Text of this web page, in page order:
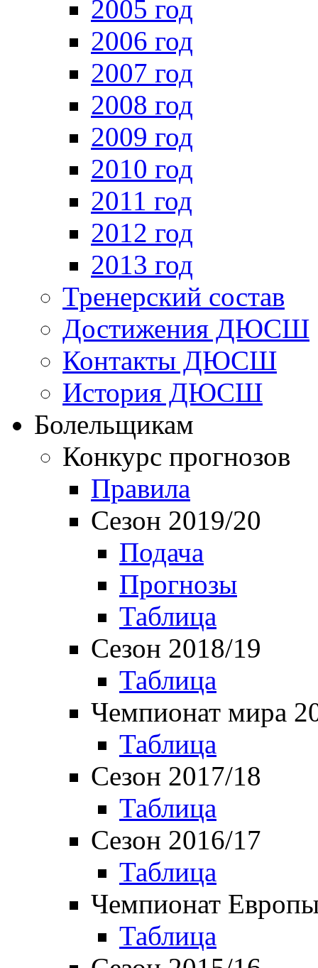
2005 год
2006 год
2007 год
2008 год
2009 год
2010 год
2011 год
2012 год
2013 год
Тренерский состав
Достижения ДЮСШ
Контакты ДЮСШ
История ДЮСШ
Болельщикам
Конкурс прогнозов
Правила
Сезон 2019/20
Подача
Прогнозы
Таблица
Сезон 2018/19
Таблица
Чемпионат мира
Таблица
Сезон 2017/18
Таблица
Сезон 2016/17
Таблица
Чемпионат
Таблица